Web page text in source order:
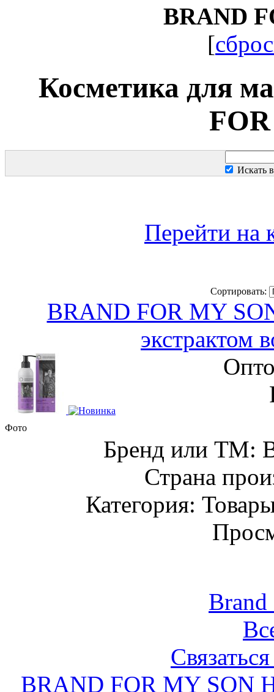
BRAND
[
Косметика для
Искать
Перейти на
Сортировать:
BRAND FOR MY
экстрактом
Фото
Бренд или ТМ:
Страна
Категория:
BRAND FOR MY SON